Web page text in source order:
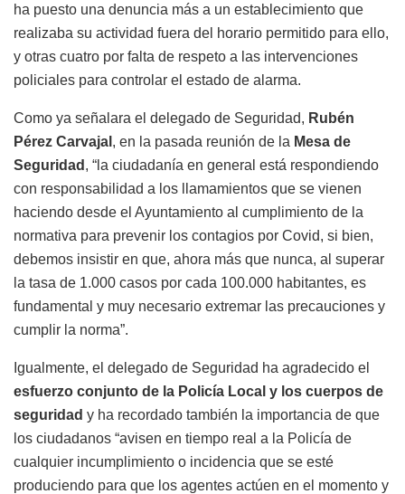
ha puesto una denuncia más a un establecimiento que
realizaba su actividad fuera del horario permitido para ello,
y otras cuatro por falta de respeto a las intervenciones
policiales para controlar el estado de alarma.
Como ya señalara el delegado de Seguridad, Rubén
Pérez Carvajal , en la pasada reunión de la Mesa de
Seguridad , “la ciudadanía en general está respondiendo
con responsabilidad a los llamamientos que se vienen
haciendo desde el Ayuntamiento al cumplimiento de la
normativa para prevenir los contagios por Covid, si bien,
debemos insistir en que, ahora más que nunca, al superar
la tasa de 1.000 casos por cada 100.000 habitantes, es
fundamental y muy necesario extremar las precauciones y
cumplir la norma”.
Igualmente, el delegado de Seguridad ha agradecido el
esfuerzo conjunto de la Policía Local y los cuerpos de
seguridad y ha recordado también la importancia de que
los ciudadanos “avisen en tiempo real a la Policía de
cualquier incumplimiento o incidencia que se esté
produciendo para que los agentes actúen en el momento y